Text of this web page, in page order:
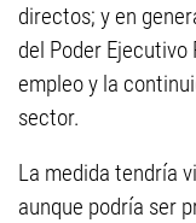
directos; y en
del Poder
empleo y la
sector.
La medida tendría
aunque podría ser